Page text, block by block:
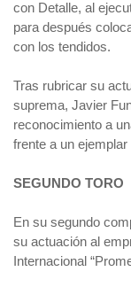
con Detalle, al
para después
con los tendidos.
Tras rubricar su
suprema, Javier
reconocimiento a
frente a un
SEGUNDO TORO
En su segundo
su actuación al
Internacional